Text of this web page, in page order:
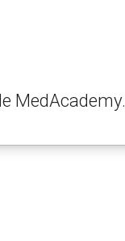
MedAcademy.